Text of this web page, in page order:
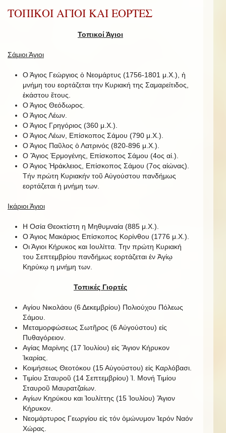
ΤΟΠΙΚΟΙ ΑΓΙΟΙ ΚΑΙ ΕΟΡΤΕΣ
Τοπικοί Άγιοι
Σάμιοι Άγιοι
Ο Άγιος Γεώργιος ὁ Νεομάρτυς (1756-1801 μ.Χ.), ἡ
μνήμη του εορτάζεται την Κυριακή της Σαμαρείτιδος,
ἑκάστου ἔτους.
Ο Άγιος Θεόδωρος.
Ο Άγιος Λέων.
Ο Άγιος Γρηγόριος (360 μ.Χ.).
Ο Άγιος Λέων, Επίσκοπος Σάμου (790 μ.Χ.).
Ο Άγιος Παῦλος ὁ Λατρινός (820-896 μ.Χ.).
Ο Ἅγιος Ἑρμογένης, Επίσκοπος Σάμου (4ος αἰ.).
Ο Άγιος Ἡράκλειος, Επίσκοπος Σάμου (7ος αἰώνας).
Τήν πρώτη Κυριακήν τοῦ Αὐγούστου πανδήμως
εορτάζεται ἡ μνήμη των.
Ικάριοι Άγιοι
Η Οσία Θεοκτίστη η Μηθυμναία (885 μ.Χ.).
Ο Άγιος Μακάριος Επίσκοπος Κορίνθου (1776 μ.Χ.).
Οι Άγιοι Κήρυκος και Ιουλίττα. Την πρώτη Κυριακή
του Σεπτεμβρίου πανδήμως εορτάζεται ἐν Ἁγίῳ
Κηρύκῳ η μνήμη των.
Τοπικές Γιορτές
Αγίου Νικολάου (6 Δεκεμβρίου) Πολιούχου Πόλεως
Σάμου.
Μεταμορφώσεως Σωτῆρος (6 Αὐγούστου) εἰς
Πυθαγόρειον.
Αγίας Μαρίνης (17 Ἰουλίου) εἰς Ἅγιον Κήρυκον
Ἰκαρίας.
Κοιμήσεως Θεοτόκου (15 Αὐγούστου) εἰς Καρλόβασι.
Τιμίου Σταυροῦ (14 Σεπτεμβρίου) Ἱ. Μονή Τιμίου
Σταυροῦ Μαυρατζαίων.
Αγίων Κηρύκου και Ἰουλίττης (15 Ἰουλίου) Ἅγιον
Κήρυκον.
Νεομάρτυρος Γεωργίου εἰς τόν ὁμώνυμον Ἱερόν Ναόν
Χώρας.